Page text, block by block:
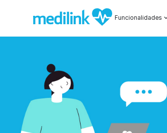
Funcionalidades